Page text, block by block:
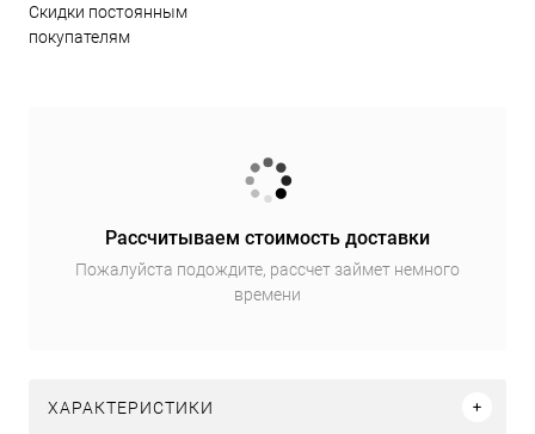
Скидки постоянным
покупателям
Рассчитываем стоимость доставки
Пожалуйста подождите, рассчет займет немного
времени
ХАРАКТЕРИСТИКИ